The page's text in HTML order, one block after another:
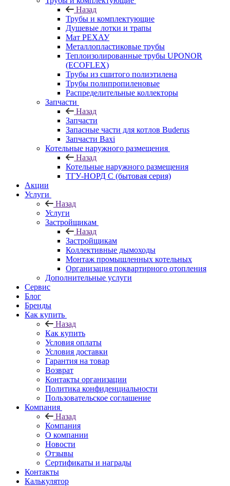
Назад
Трубы и комплектующие
Душевые лотки и трапы
Мат РЕХАУ
Металлопластиковые трубы
Теплоизолированные трубы UPONOR
(ECOFLEX)
Трубы из сшитого полиэтилена
Трубы полипропиленовые
Распределительные коллекторы
Запчасти
Назад
Запчасти
Запасные части для котлов Buderus
Запчасти Baxi
Котельные наружного размещения
Назад
Котельные наружного размещения
ТГУ-НОРД С (бытовая серия)
Акции
Услуги
Назад
Услуги
Застройщикам
Назад
Застройщикам
Коллективные дымоходы
Монтаж промышленных котельных
Организация поквартирного отопления
Дополнительные услуги
Сервис
Блог
Бренды
Как купить
Назад
Как купить
Условия оплаты
Условия доставки
Гарантия на товар
Возврат
Контакты организации
Политика конфиденциальности
Пользовательское соглашение
Компания
Назад
Компания
О компании
Новости
Отзывы
Сертификаты и награды
Контакты
Калькулятор